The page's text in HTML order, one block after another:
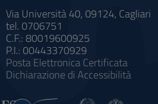
Via Università 40, 09124, Cagliari
tel. 0706751
C.F.: 80019600925
P.I.: 00443370929
Posta Elettronica Certificata
Dichiarazione di Accessibilità